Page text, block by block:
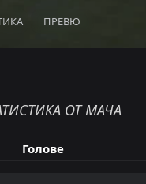
ПРЕВЮ
ОТ МАЧА
Голове